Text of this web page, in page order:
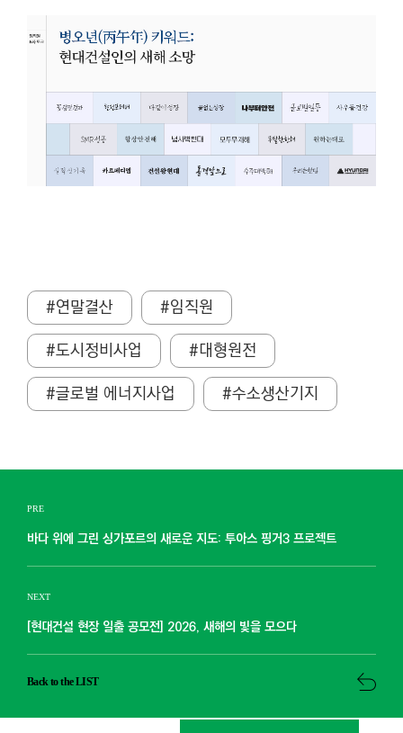
#연말결산
#임직원
#도시정비사업
#대형원전
#글로벌 에너지사업
#수소생산기지
PRE
바다 위에 그린 싱가포르의 새로운 지도: 투아스 핑거3 프로젝트
NEXT
[현대건설 현장 일출 공모전] 2026, 새해의 빛을 모으다
Back to the LIST